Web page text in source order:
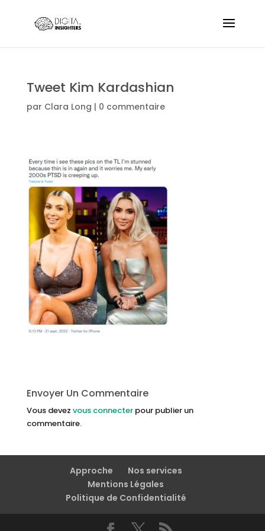
Tweet Kim Kardashian
par Clara Long | 0 commentaire
Envoyer Un Commentaire
Vous devez vous connecterpour publier un
commentaire.
Approche
Nos services
Mentions Légales
Politique de Confidentialité